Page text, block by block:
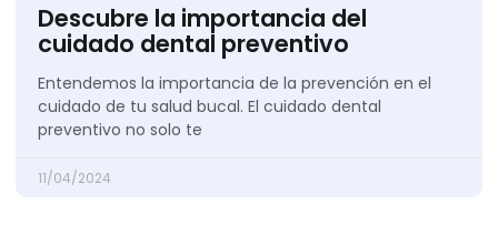
Descubre la importancia del
cuidado dental preventivo
Entendemos la importancia de la prevención en el
cuidado de tu salud bucal. El cuidado dental
preventivo no solo te
11/04/2024